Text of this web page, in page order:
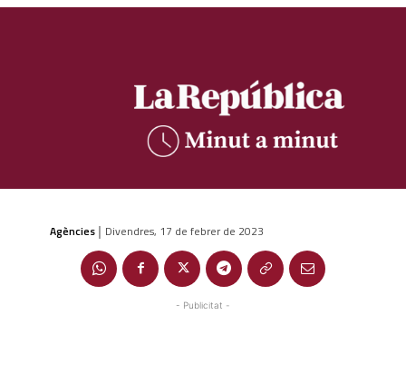
Agències | Divendres, 17 de febrer de 2023
- Publicitat -